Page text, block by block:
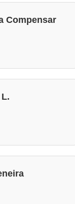
Compensar